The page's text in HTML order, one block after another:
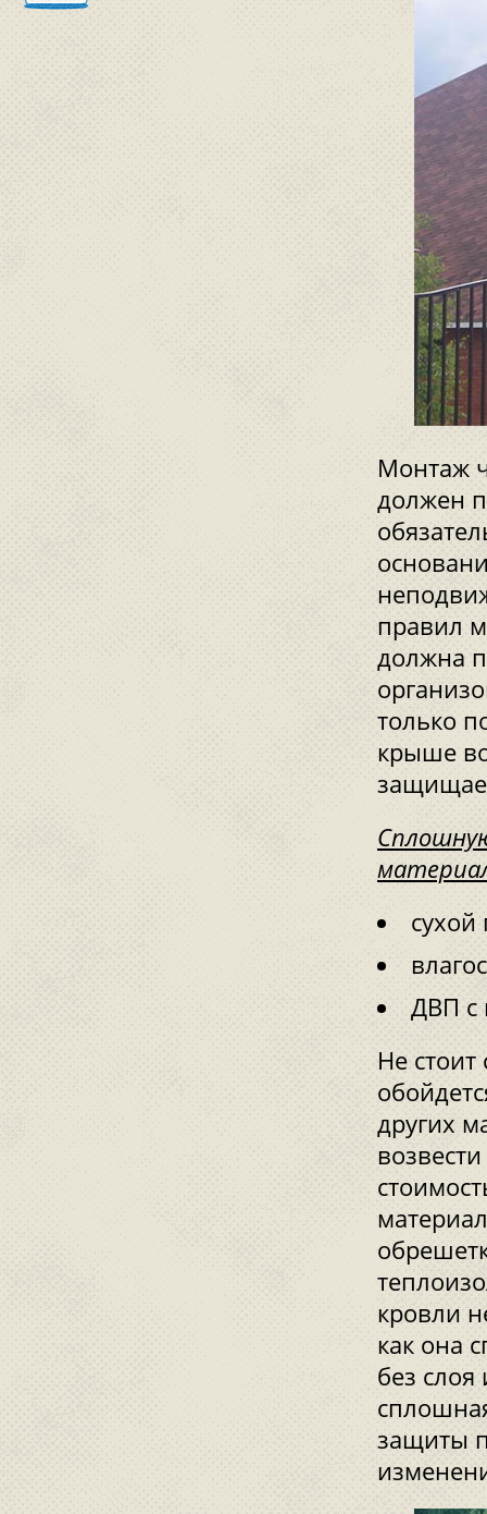
Монтаж
должен
правил
должна
только
крыше
ДВП с
Не
других
кровли
как она
без
защиты